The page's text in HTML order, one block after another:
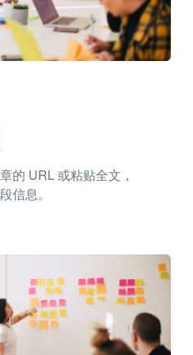
的 URL 或粘贴全文，
信息。